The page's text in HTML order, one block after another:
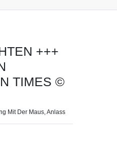
+++
TIMES ©
Mit Der Maus, Anlass